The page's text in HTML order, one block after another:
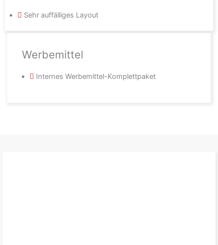
Sehr auffälliges Layout
Werbemittel
Internes Werbemittel-Komplettpaket